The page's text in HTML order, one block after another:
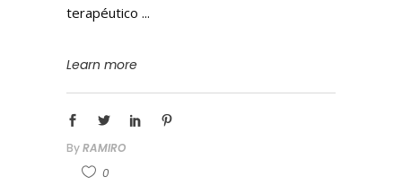
terapéutico
Learn more
ByRAMIRO
0